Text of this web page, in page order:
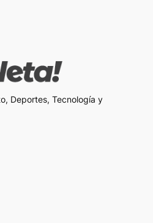
Deportes, Tecnología y